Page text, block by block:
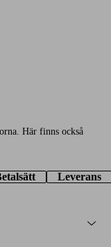
Här finns också
Leverans